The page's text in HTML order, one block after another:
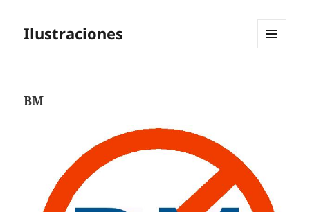
Ilustraciones
BM